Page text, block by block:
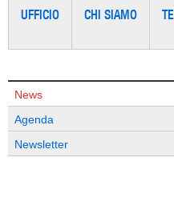
UFFICIO CHI SIAMO
News
Agenda
Newsletter